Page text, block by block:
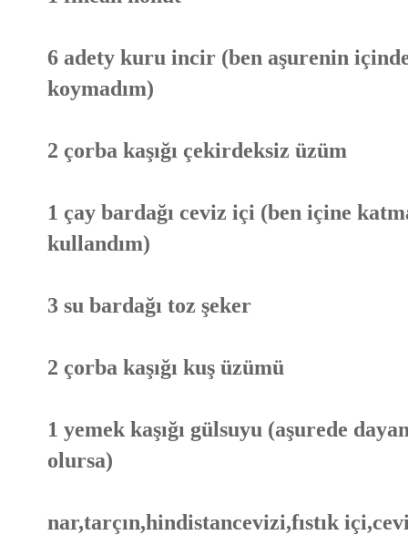
6 adety kuru incir (ben aşurenin
koymadım)
2 çorba kaşığı çekirdeksiz üzüm
1 çay bardağı ceviz içi (ben içine
kullandım)
3 su bardağı toz şeker
2 çorba kaşığı kuş üzümü
1 yemek kaşığı gülsuyu (aşurede
olursa)
nar,tarçın,hindistancevizi,fıstık